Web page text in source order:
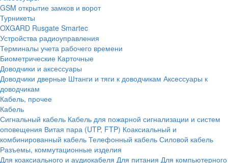
GSM открытие замков и ворот
Турникеты
OXGARD Rusgate Smartec
Устройства радиоуправления
Терминалы учета рабочего времени
Биометрические Карточные
Доводчики и аксессуары
Доводчики дверные Штанги и тяги к доводчикам Аксессуары к
доводчикам
Кабель, прочее
Кабель
Сигнальный кабель Кабель для пожарной сигнализации и систем
оповещения Витая пара (UTP, FTP) Коаксиальный и
комбинированный кабель Телефонный кабель Силовой кабель
Разъемы, коммутационные изделия
Для коаксиального и аудиокабеля Для питания Для компьютерного